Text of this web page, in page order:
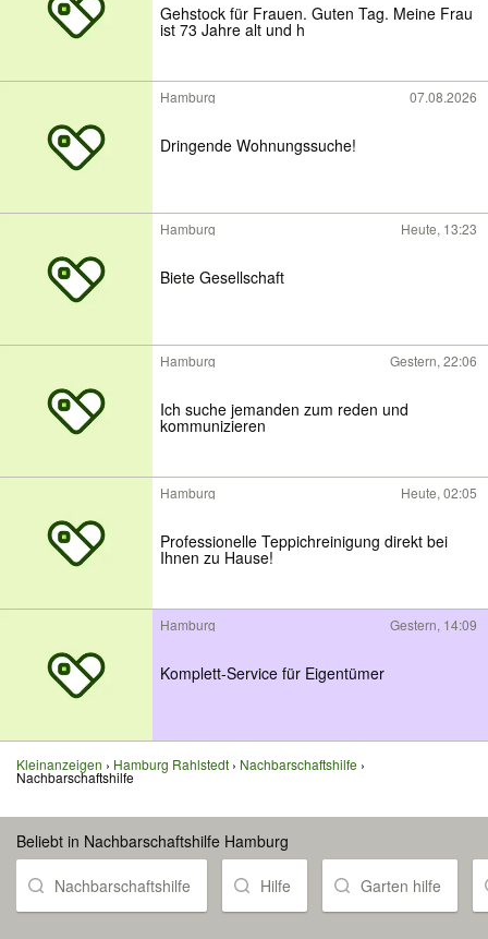
Gehstock für Frauen. Guten Tag. Meine Frau
ist 73 Jahre alt und h
Hamburg 07.08.2026
Dringende Wohnungssuche!
Hamburg Heute, 13:23
Biete Gesellschaft
Hamburg Gestern, 22:06
Ich suche jemanden zum reden und
kommunizieren
Hamburg Heute, 02:05
Professionelle Teppichreinigung direkt bei
Ihnen zu Hause!
Hamburg Gestern, 14:09
Komplett-Service für Eigentümer
Kleinanzeigen Hamburg Rahlstedt Nachbarschaftshilfe
Nachbarschaftshilfe
Beliebt in Nachbarschaftshilfe Hamburg
Nachbarschaftshilfe Hilfe Garten hilfe